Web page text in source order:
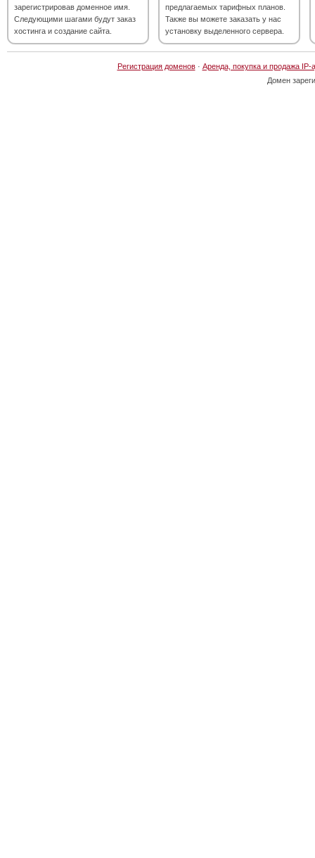
зарегистрировав доменное имя.
Следующими шагами будут заказ
хостинга и создание сайта.
предлагаемых тарифных планов.
Также вы можете заказать у нас
установку выделенного сервера.
Регистрация доменов· Аренда, покупка и продажа IP-
Домен